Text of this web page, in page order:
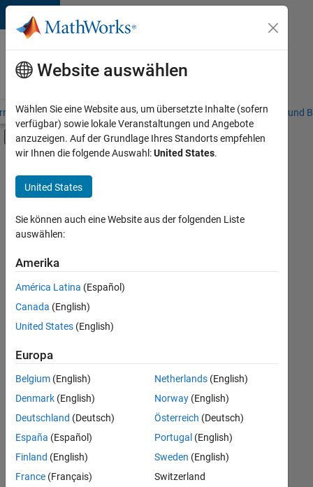
Weiter zum Inhalt
Karriere
bei
MathWorks
– Übersicht Stellensuche Niederlassungen Studierende und
Umschaltung für Off-Canvas-
Hauptinhalt
Commercial Sales
Marketing Communications
Finance and Operations
Büro- und Verwaltungsdienste
+3
Derzeit
es
keine
offenen
Stellen,
Ihren
Suchkriterien
entsprechen.
können
die
Suchkriterien
weiter
fassen
Website auswählen
Wählen Sie eine Website aus, um übersetzte Inhalte (sofern
verfügbar) sowie lokale Veranstaltungen und Angebote
anzuzeigen. Auf der Grundlage Ihres Standorts empfehlen
wir Ihnen die folgende Auswahl:United States.
United States
Sie können auch eine Website aus der folgenden Liste
auswählen:
Amerika
América Latina (Español)
Canada (English)
United States (English)
Europa
Belgium (English)
Denmark (English)
Deutschland (Deutsch)
España (Español)
Finland (English)
France (Français)
Netherlands(English)
Norway(English)
Österreich (Deutsch)
Portugal (English)
Sweden (English)
Switzerland